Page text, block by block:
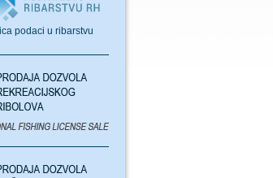
podaci u ribarstvu